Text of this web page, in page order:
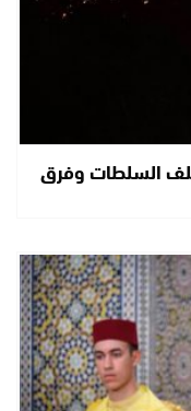
السلطات وفرق